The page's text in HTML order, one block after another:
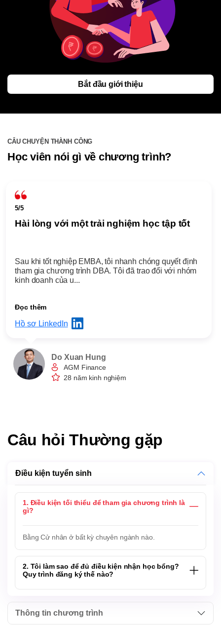
Bắt đầu giới thiệu
CÂU CHUYỆN THÀNH CÔNG
Học viên nói gì về chương trình?
5/5
Hài lòng với một trải nghiệm học tập tốt
Sau khi tốt nghiệp EMBA, tôi nhanh chóng quyết định
tham gia chương trình DBA. Tôi đã trao đổi với nhóm
kinh doanh của u...
Đọc thêm
Hồ sơ LinkedIn
Do Xuan Hung
AGM Finance
28 năm kinh nghiệm
Câu hỏi Thường gặp
Điều kiện tuyển sinh
1. Điều kiện tối thiểu để tham gia chương trình là
gì?
Bằng Cử nhân ở bất kỳ chuyên ngành nào.
2. Tôi làm sao để đủ điều kiện nhận học bổng?
Quy trình đăng ký thế nào?
Thông tin chương trình